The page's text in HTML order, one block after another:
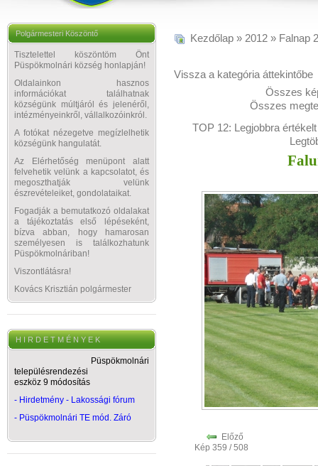
Polgármesteri Köszöntő
Tisztelettel köszöntöm Önt
Püspökmolnári község honlapján!
Oldalainkon hasznos
információkat találhatnak
községünk múltjáról és jelenéről,
intézményeinkről, vállalkozóinkról.
A fotókat nézegetve megízlelhetik
községünk hangulatát.
Az Elérhetőség menüpont alatt
felvehetik velünk a kapcsolatot, és
megoszthatják velünk
észrevételeiket, gondolataikat.
Fogadják a bemutatkozó oldalakat
a tájékoztatás első lépéseként,
bízva abban, hogy hamarosan
személyesen is találkozhatunk
Püspökmolnáriban!
Viszontlátásra!
Kovács Krisztián polgármester
H I R D E T M É N Y E K
Püspökmolnári
településrendezési
eszköz 9 módosítás
- Hirdetmény - Lakossági fórum
- Püspökmolnári TE mód. Záró
Kezdőlap » 2012 » Falnap
Vissza a kategória áttekintőbe
Összes
Összes
TOP 12: Legjobbra értékelt
Előző
Kép 359 / 508